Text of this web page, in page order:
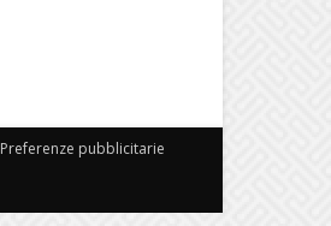
Preferenze pubblicitarie